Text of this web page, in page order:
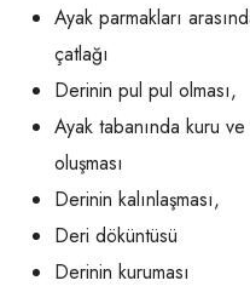
Ayak parmakları
çatlağı
Derinin pul pul olması,
Ayak tabanında kuru
oluşması
Derinin kalınlaşması,
Deri döküntüsü
Derinin kuruması